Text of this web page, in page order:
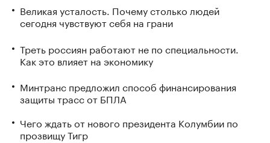
Великая усталость. Почему столько людей
сегодня чувствуют себя на грани
Треть россиян работают не по специальности.
Как это влияет на экономику
Минтранс предложил способ финансирования
защиты трасс от БПЛА
Чего ждать от нового президента Колумбии по
прозвищу Тигр